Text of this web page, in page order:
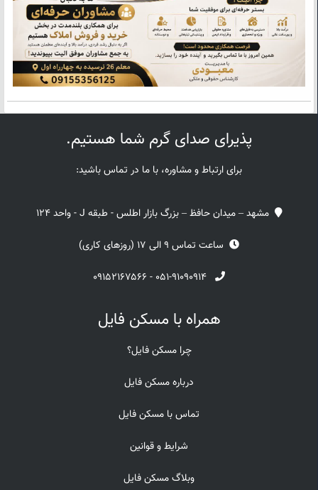
پذیرای صدای گرم شما هستیم.
برای ارتباط و مشاوره، با ما در تماس باشید:
مشهد – میدان حافظ – بزرگ بازار اطلس - طبقه J - واحد 124
ساعت تماس 9 الی 17 (روزهای کاری)
۰۵۱-۹۱۰۹۰۹۱۴ - ۰۹۱۵۲۱۶۷۵۶۶
همراه با مسکن فایل
چرا مسکن فایل؟
درباره مسکن فایل
تماس با مسکن فایل
شرایط و قوانین
وبلاگ مسکن فایل